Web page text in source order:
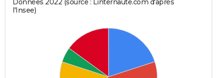
Données 2022 (source : Linternaute.com d'après
l'Insee)